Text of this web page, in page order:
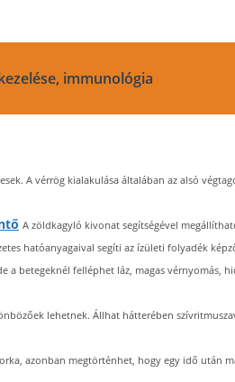
immunológia
A vérrög kialakulása általában az alsó
A zöldkagyló kivonat segítségével
hatóanyagaival segíti az ízületi folyadék
a betegeknél felléphet láz, magas vérnyomás,
lehetnek. Állhat hátterében
azonban megtörténhet, hogy egy idő után